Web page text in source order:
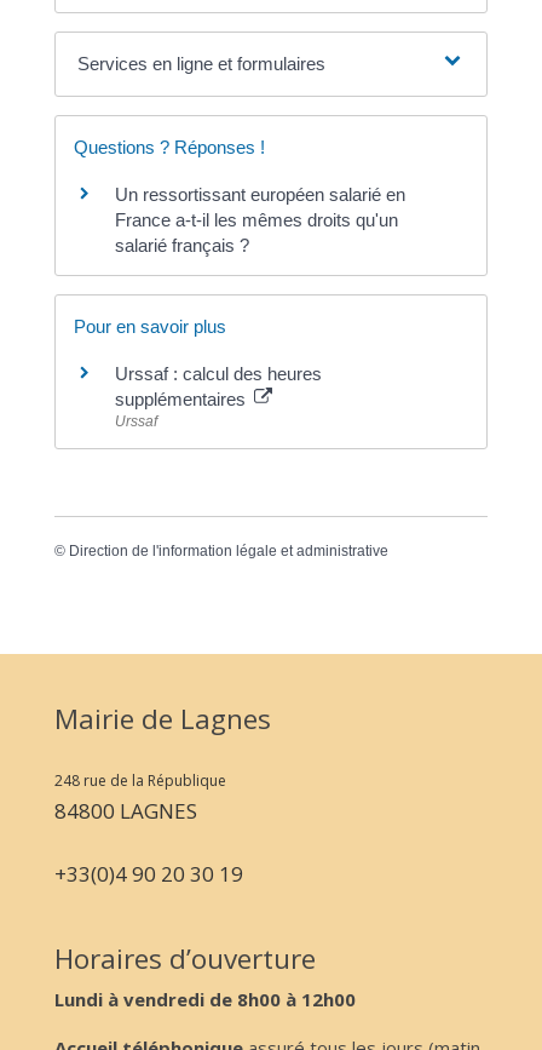
Services en ligne et formulaires
Questions ? Réponses !
Un ressortissant européen salarié en
France a-t-il les mêmes droits qu'un
salarié français ?
Pour en savoir plus
Urssaf : calcul des heures
supplémentaires
Urssaf
© Direction de l'information légale et administrative
Mairie de Lagnes
248 rue de la République
84800 LAGNES
+33(0)4 90 20 30 19
Horaires d’ouverture
Lundi à vendredi de 8h00 à 12h00